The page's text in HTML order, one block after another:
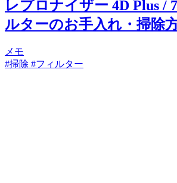
レプロナイザー 4D Plus /
ルターのお手入れ・掃除
メモ
#掃除 #フィルター